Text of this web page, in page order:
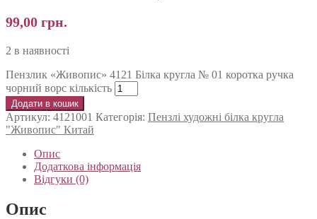
99,00 грн.
2 в наявності
Пензлик «Живопис» 4121 Білка кругла № 01 коротка ручка
чорний ворс кількість
Додати в кошик
Артикул: 4121001 Категорія: Пензлі художні білка кругла
"Живопис" Китай
Опис
Додаткова інформація
Відгуки (0)
Опис